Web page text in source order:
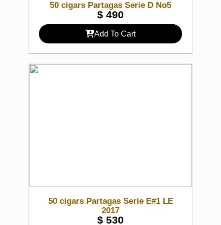
50 cigars Partagas Serie D No5
$ 490
Add To Cart
50 cigars Partagas Serie E#1 LE
2017
$ 530